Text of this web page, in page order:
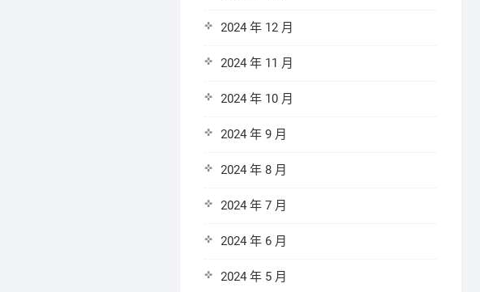
2024 年 12 月
2024 年 11 月
2024 年 10 月
2024 年 9 月
2024 年 8 月
2024 年 7 月
2024 年 6 月
2024 年 5 月